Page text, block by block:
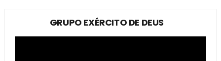
GRUPO EXÉRCITO DE DEUS